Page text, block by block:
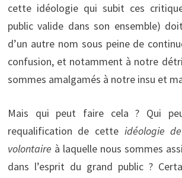
cette idéologie qui subit ces
public valide dans son ensemble)
d’un autre nom sous peine de
confusion, et notamment à notre
sommes amalgamés à notre insu et
Mais qui peut faire cela ? Qui
requalification de cette idéologie
volontaire à laquelle nous sommes
dans l’esprit du grand public ?